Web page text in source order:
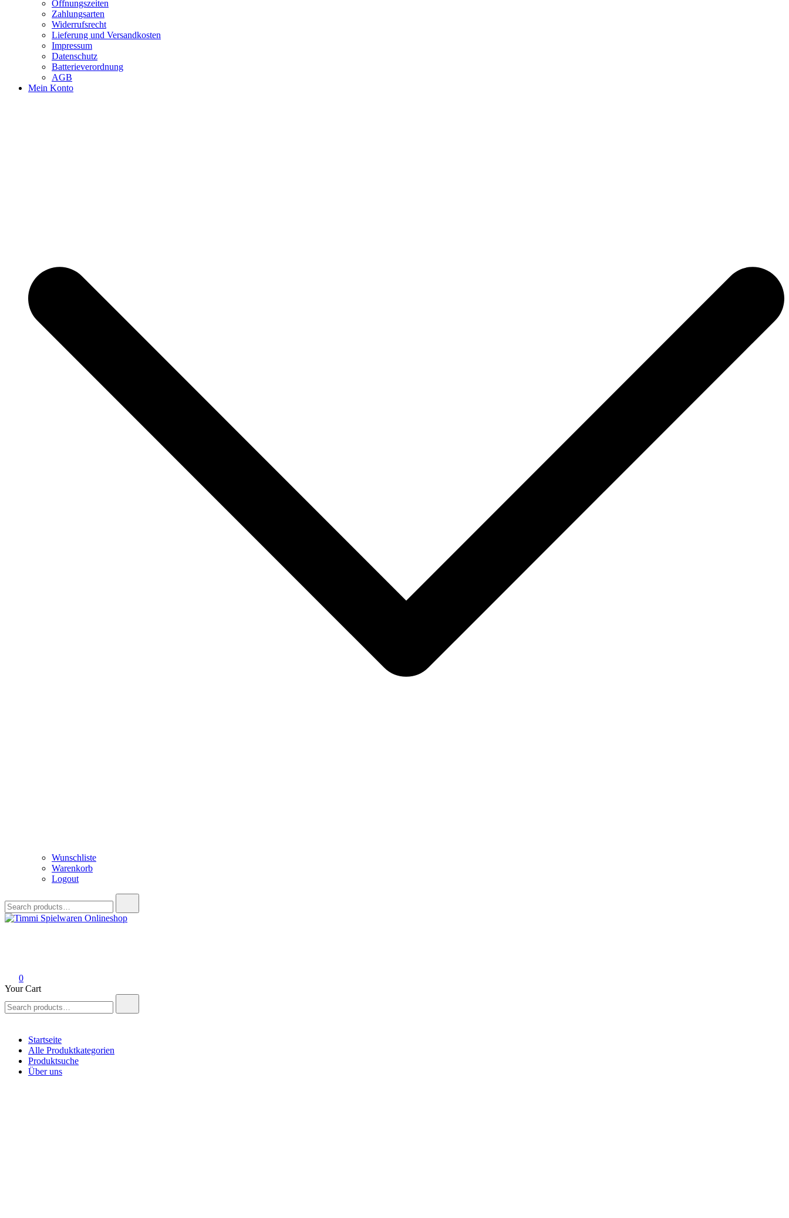
Öffnungszeiten
Zahlungsarten
Widerrufsrecht
Lieferung und Versandkosten
Impressum
Datenschutz
Batterieverordnung
AGB
Mein Konto
Wunschliste
Warenkorb
Logout
for:
0
Your Cart
for:
Startseite
Alle Produktkategorien
Produktsuche
Über uns